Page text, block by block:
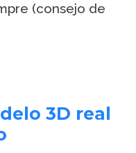
(consejo de
3D real